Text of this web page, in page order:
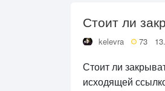
Стоит ли
kelevra 73
Стоит ли
исходящей